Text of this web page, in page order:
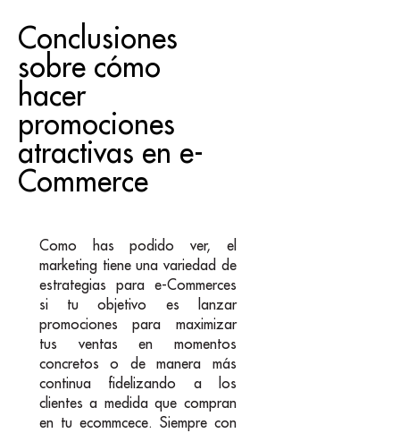
Conclusiones
sobre cómo
hacer
promociones
atractivas en e-
Commerce
Como has podido ver, el
marketing tiene una variedad de
estrategias para e-Commerces
si tu objetivo es lanzar
promociones para maximizar
tus ventas en momentos
concretos o de manera más
continua fidelizando a los
clientes a medida que compran
en tu ecommcece. Siempre con